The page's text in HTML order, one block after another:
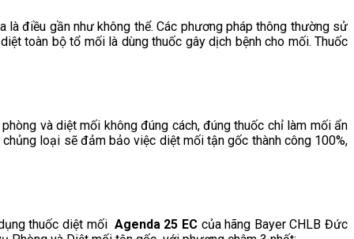
điều gần như không thể. Các phương pháp thông thường sử
toàn bộ tổ mối là dùng thuốc gây dịch bệnh cho mối. Thuốc
và diệt mối không đúng cách, đúng thuốc chỉ làm mối ẩn
loại sẽ đảm bảo việc diệt mối tận gốc thành công 100%,
thuốc diệt mối Agenda 25 EC của hãng Bayer CHLB Đức